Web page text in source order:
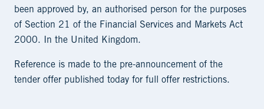
been approved by, an authorised person for the purposes
of Section 21 of the Financial Services and Markets Act
2000. In the United Kingdom.
Reference is made to the pre-announcement of the
tender offer published today for full offer restrictions.